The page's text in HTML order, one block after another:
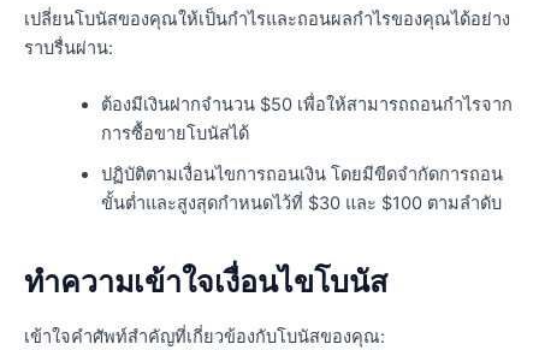
เปลี่ยนโบนัสของคุณให้เป็นกำไรและถอนผลกำไรของคุณได้อย่าง
ราบรื่นผ่าน:
ต้องมีเงินฝากจำนวน $50 เพื่อให้สามารถถอนกำไรจาก
การซื้อขายโบนัสได้
ปฏิบัติตามเงื่อนไขการถอนเงิน โดยมีขีดจำกัดการถอน
ขั้นต่ำและสูงสุดกำหนดไว้ที่ $30 และ $100 ตามลำดับ
ทำความเข้าใจเงื่อนไขโบนัส
เข้าใจคำศัพท์สำคัญที่เกี่ยวข้องกับโบนัสของคุณ: